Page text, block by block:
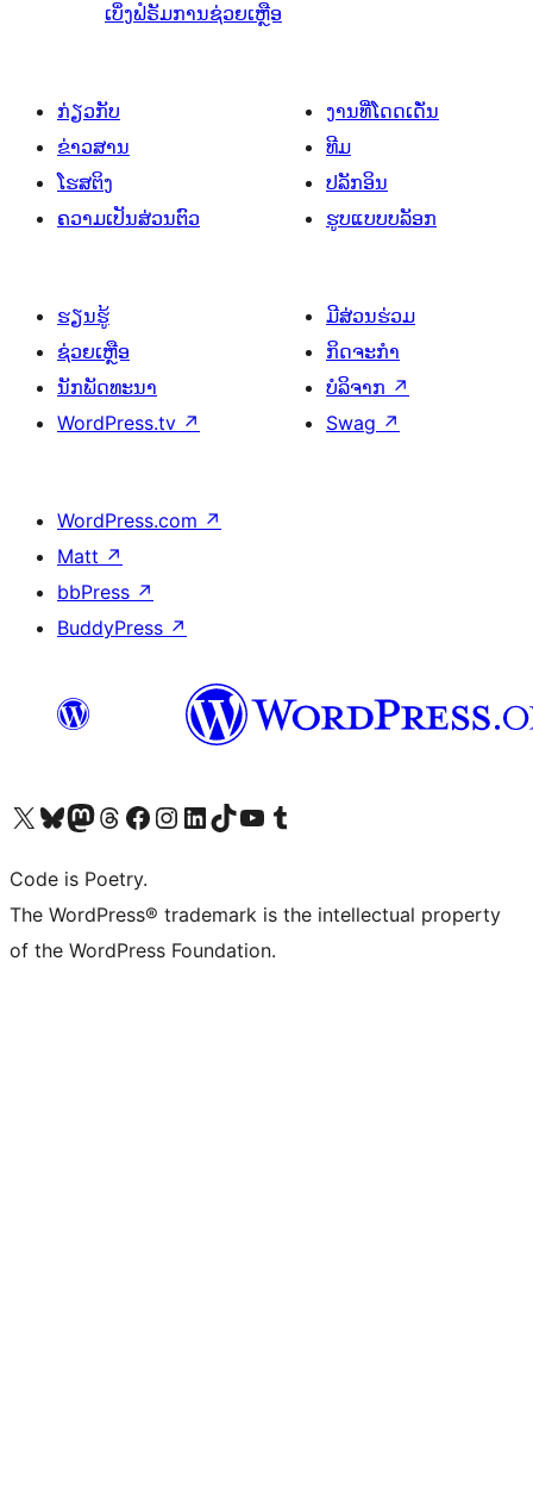
ເບິ່ງຟໍຣັມການຊ່ວຍເຫຼືອ
ກ່ຽວກັບ
ຂ່າວສານ
ໂຮສຕິງ
ຄວາມເປັນສ່ວນຕົວ
ງານທີ່ໂດດເດັ່ນ
ທີມ
ປລັກອິນ
ຮູບແບບບລັອກ
ຮຽນຮູ້
ຊ່ວຍເຫຼືອ
ນັກພັດທະນາ
WordPress.tv ↗
ມີສ່ວນຮ່ວມ
ກິດຈະກຳ
ບໍລິຈາກ ↗
Swag ↗
WordPress.com ↗
Matt ↗
bbPress ↗
BuddyPress ↗
ຢ້ຽມຊົມບັນຊີ X (ຊື່ເກົ່າ Twitter) ຂອງພວກເຮົາຢ້ຽມຊົມບັນຊີ Bluesky ຂອງພວກເຮົາຢ້ຽມຊົມບັນຊີ Mastodon ຂອງພວກເຮົາຢ້ຽມຊົມບັນຊີ Threads ຂອງພວກເຮົາຢ້ຽມຊົມໜ້າ Facebook ຂອງພວກເຮົາຢ້ຽມຊົມບັນຊີ Instagram ຂອງພວກເຮົາຢ້ຽມຊົມບັນຊີ LinkedIn ຂອງພວກເຮົາຢ້ຽມຊົມບັນຊີ TikTok ຂອງພວກເຮົາຢ້ຽມຊົມຊ່ອງ YouTube ຂອງພວກເຮົາຢ້ຽມຊົມບັນຊີ Tumblr ຂອງພວກເຮົາ
Code is Poetry.
The WordPress® trademark is the intellectual property
of the WordPress Foundation.